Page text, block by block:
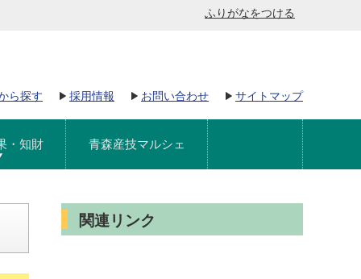
ふりがなをつける
ら探す 採用情報 お問い合わせ サイトマップ
・知財 青森産技マルシェ
関連リンク